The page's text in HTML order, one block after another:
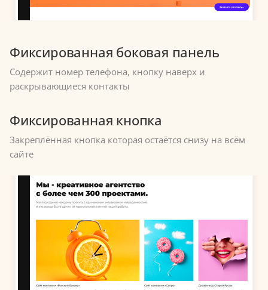
Фиксированная боковая панель
Содержит номер телефона, кнопку наверх и
раскрывающиеся контакты
Фиксированная кнопка
Закреплённая кнопка которая остаётся снизу на всём
сайте